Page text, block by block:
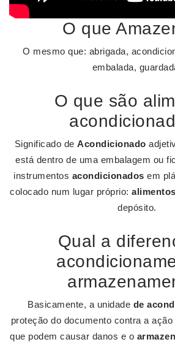
O que
O mesmo que: abrigada,
embalada,
O que são
Significado deAcondicionado
está dentro de uma embalagem ou
instrumentos acondicionados em
colocado num lugar próprio:
depósito.
Qual a
Basicamente, a unidade de
proteção do documento contra a ação
que podem causar danos e o